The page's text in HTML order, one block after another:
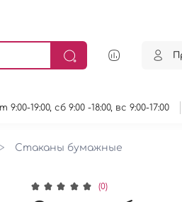
19:00, сб 9:00 -18:00, вс 9:00-17:00
Стаканы бумажные
(0)